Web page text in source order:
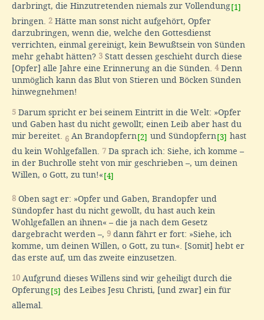
darbringt, die Hinzutretenden niemals zur Vollendung [1]
bringen. 2 Hätte man sonst nicht aufgehört, Opfer
darzubringen, wenn die, welche den Gottesdienst
verrichten, einmal gereinigt, kein Bewußtsein von Sünden
mehr gehabt hätten? 3 Statt dessen geschieht durch diese
[Opfer] alle Jahre eine Erinnerung an die Sünden. 4Denn
unmöglich kann das Blut von Stieren und Böcken Sünden
hinwegnehmen!
5 Darum spricht er bei seinem Eintritt in die Welt: »Opfer
und Gaben hast du nicht gewollt; einen Leib aber hast du
mir bereitet. 6 An Brandopfern [2] und Sündopfern [3] hast
du kein Wohlgefallen. 7 Da sprach ich: Siehe, ich komme –
in der Buchrolle steht von mir geschrieben –, um deinen
Willen, o Gott, zu tun!« [4]
8 Oben sagt er: »Opfer und Gaben, Brandopfer und
Sündopfer hast du nicht gewollt, du hast auch kein
Wohlgefallen an ihnen« – die ja nach dem Gesetz
dargebracht werden –, 9 dann fährt er fort: »Siehe, ich
komme, um deinen Willen, o Gott, zu tun«. [Somit] hebt er
das erste auf, um das zweite einzusetzen.
10 Aufgrund dieses Willens sind wir geheiligt durch die
Opferung [5] des Leibes Jesu Christi, [und zwar] ein für
allemal.